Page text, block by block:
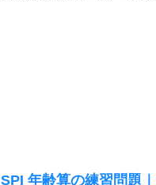
SPI 年齢算の練習問題